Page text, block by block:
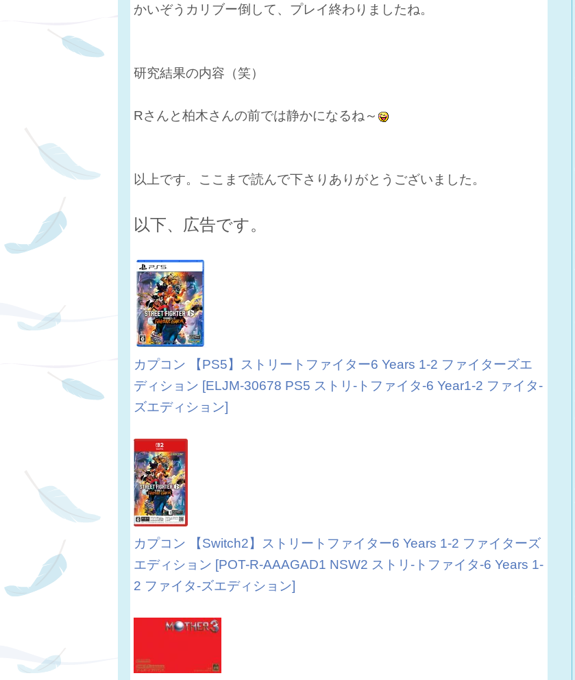
かいぞうカリブー倒して、プレイ終わりましたね。
研究結果の内容（笑）
Rさんと柏木さんの前では静かになるね～
以上です。ここまで読んで下さりありがとうございました。
以下、広告です。
カプコン 【PS5】ストリートファイター6 Years 1-2 ファイターズエ
ディション [ELJM-30678 PS5 ストリ-トファイタ-6 Year1-2 ファイタ-
ズエディション]
カプコン 【Switch2】ストリートファイター6 Years 1-2 ファイターズ
エディション [POT-R-AAAGAD1 NSW2 ストリ-トファイタ-6 Years 1-
2 ファイタ-ズエディション]